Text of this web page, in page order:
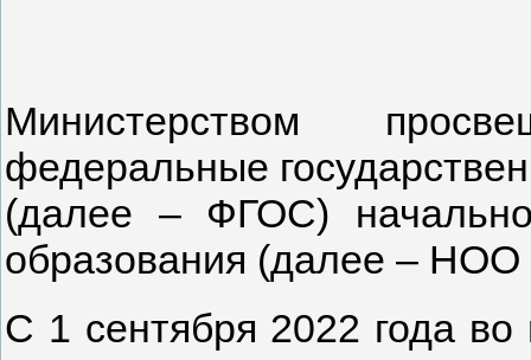
Министерством
федеральные
(далее – ФГОС)
образования (далее –
С 1 сентября 2022 года